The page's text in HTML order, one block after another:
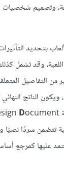
وتصميم شخصيات
بتحديد
وقد تشمل كذلك
من التفاصيل
ويكون الناتج
Document أو اختصارًا
تتضمن سردًا
عليها كمرجع